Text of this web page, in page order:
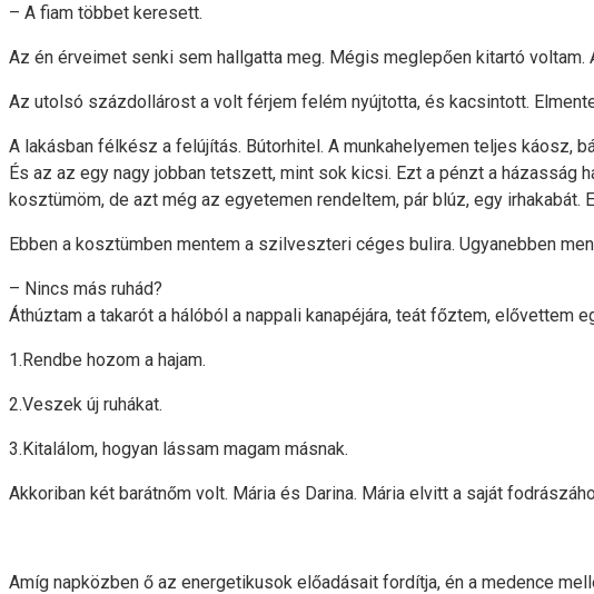
– A fiam többet keresett.
Az én érveimet senki sem hallgatta meg. Mégis meglepően kitartó
Az utolsó százdollárost a volt férjem felém nyújtotta, és kacsintott.
A lakásban félkész a felújítás. Bútorhitel. A munkahelyemen teljes káosz,
És az az egy nagy jobban tetszett, mint sok kicsi. Ezt a pénzt a házasság
kosztümöm, de azt még az egyetemen rendeltem, pár blúz, egy irhakabát.
Ebben a kosztümben mentem a szilveszteri céges bulira. Ugyanebben
– Nincs más ruhád?
Áthúztam a takarót a hálóból a nappali kanapéjára, teát főztem,
1.Rendbe hozom a hajam.
2.Veszek új ruhákat.
3.Kitalálom, hogyan lássam magam másnak.
Akkoriban két barátnőm volt. Mária és Darina. Mária elvitt a saját
Amíg napközben ő az energetikusok előadásait fordítja, én a medence